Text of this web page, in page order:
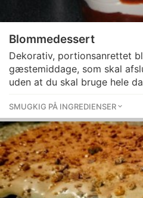
Blommedessert
Dekorativ, portionsanrettet
gæstemiddage, som skal
uden at du skal bruge hele
SMUGKIG PÅ INGREDIENSER